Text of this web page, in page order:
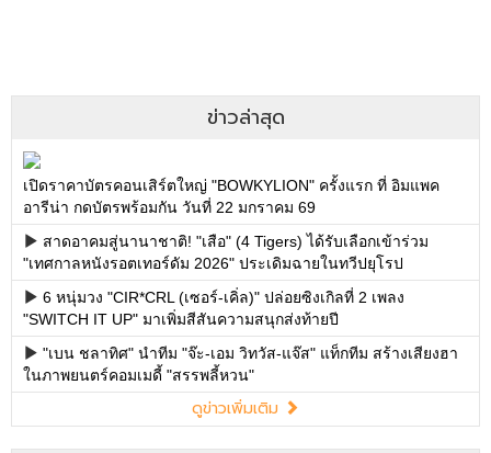
ข่าวล่าสุด
เปิดราคาบัตรคอนเสิร์ตใหญ่ "BOWKYLION" ครั้งแรก ที่ อิมแพค
อารีน่า กดบัตรพร้อมกัน วันที่ 22 มกราคม 69
สาดอาคมสู่นานาชาติ! "เสือ" (4 Tigers) ได้รับเลือกเข้าร่วม
"เทศกาลหนังรอตเทอร์ดัม 2026" ประเดิมฉายในทวีปยุโรป
6 หนุ่มวง "CIR*CRL (เซอร์-เคิ่ล)" ปล่อยซิงเกิลที่ 2 เพลง
"SWITCH IT UP" มาเพิ่มสีสันความสนุกส่งท้ายปี
"เบน ชลาทิศ" นำทีม "จ๊ะ-เอม วิทวัส-แจ๊ส" แท็กทีม สร้างเสียงฮา
ในภาพยนตร์คอมเมดี้ "สรรพลี้หวน"
ดูข่าวเพิ่มเติม